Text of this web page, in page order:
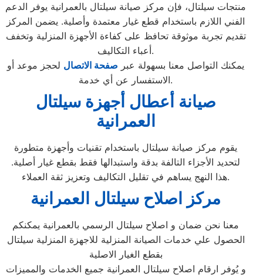
منتجات سيلتال، فإن مركز صيانة سيلتال بالعمرانية يوفر الدعم
الفني اللازم باستخدام قطع غيار معتمدة وأصلية. يضمن المركز
تقديم تجربة موثوقة تحافظ على كفاءة الأجهزة المنزلية وتخفف
أعباء التكاليف.
يمكنك التواصل معنا بسهولة عبر صفحة الاتصال لحجز موعد أو
الاستفسار عن أي خدمة.
صيانة أعطال أجهزة سيلتال
العمرانية
يقوم مركز صيانة سيلتال باستخدام تقنيات وأجهزة متطورة
لتحديد الأجزاء التالفة بدقة واستبدالها فقط بقطع غيار أصلية.
هذا النهج يساهم في تقليل التكاليف وتعزيز ثقة العملاء.
مركز اصلاح سيلتال العمرانية
معنا نحن ضمان و اصلاح سيلتال الرسمي بالعمرانية يمكنكم
الحصول علي خدمات الصيانة المنزلية للاجهزة المنزلية سيلتال
بقطع الغيار الاصلية
و يُوفر ارقام اصلاح سيلتال العمرانية جميع الخدمات والمميزات